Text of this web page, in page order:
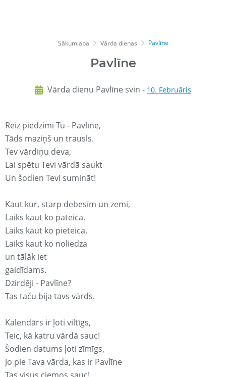
Sākumlapa Vārda dienas Pavlīne
Pavlīne
Vārda dienu Pavlīne svin - 10. Februāris
Reiz piedzimi Tu - Pavlīne,
Tāds maziņš un trausls.
Tev vārdiņu deva,
Lai spētu Tevi vārdā saukt
Un šodien Tevi sumināt!
Kaut kur, starp debesīm un zemi,
Laiks kaut ko pateica.
Laiks kaut ko pieteica.
Laiks kaut ko noliedza
un tālāk iet
gaidīdams.
Dzirdēji - Pavlīne?
Tas taču bija tavs vārds.
Kalendārs ir ļoti viltīgs,
Teic, kā katru vārdā sauc!
Šodien datums ļoti zīmīgs,
Jo pie Tava vārda, kas ir Pavlīne